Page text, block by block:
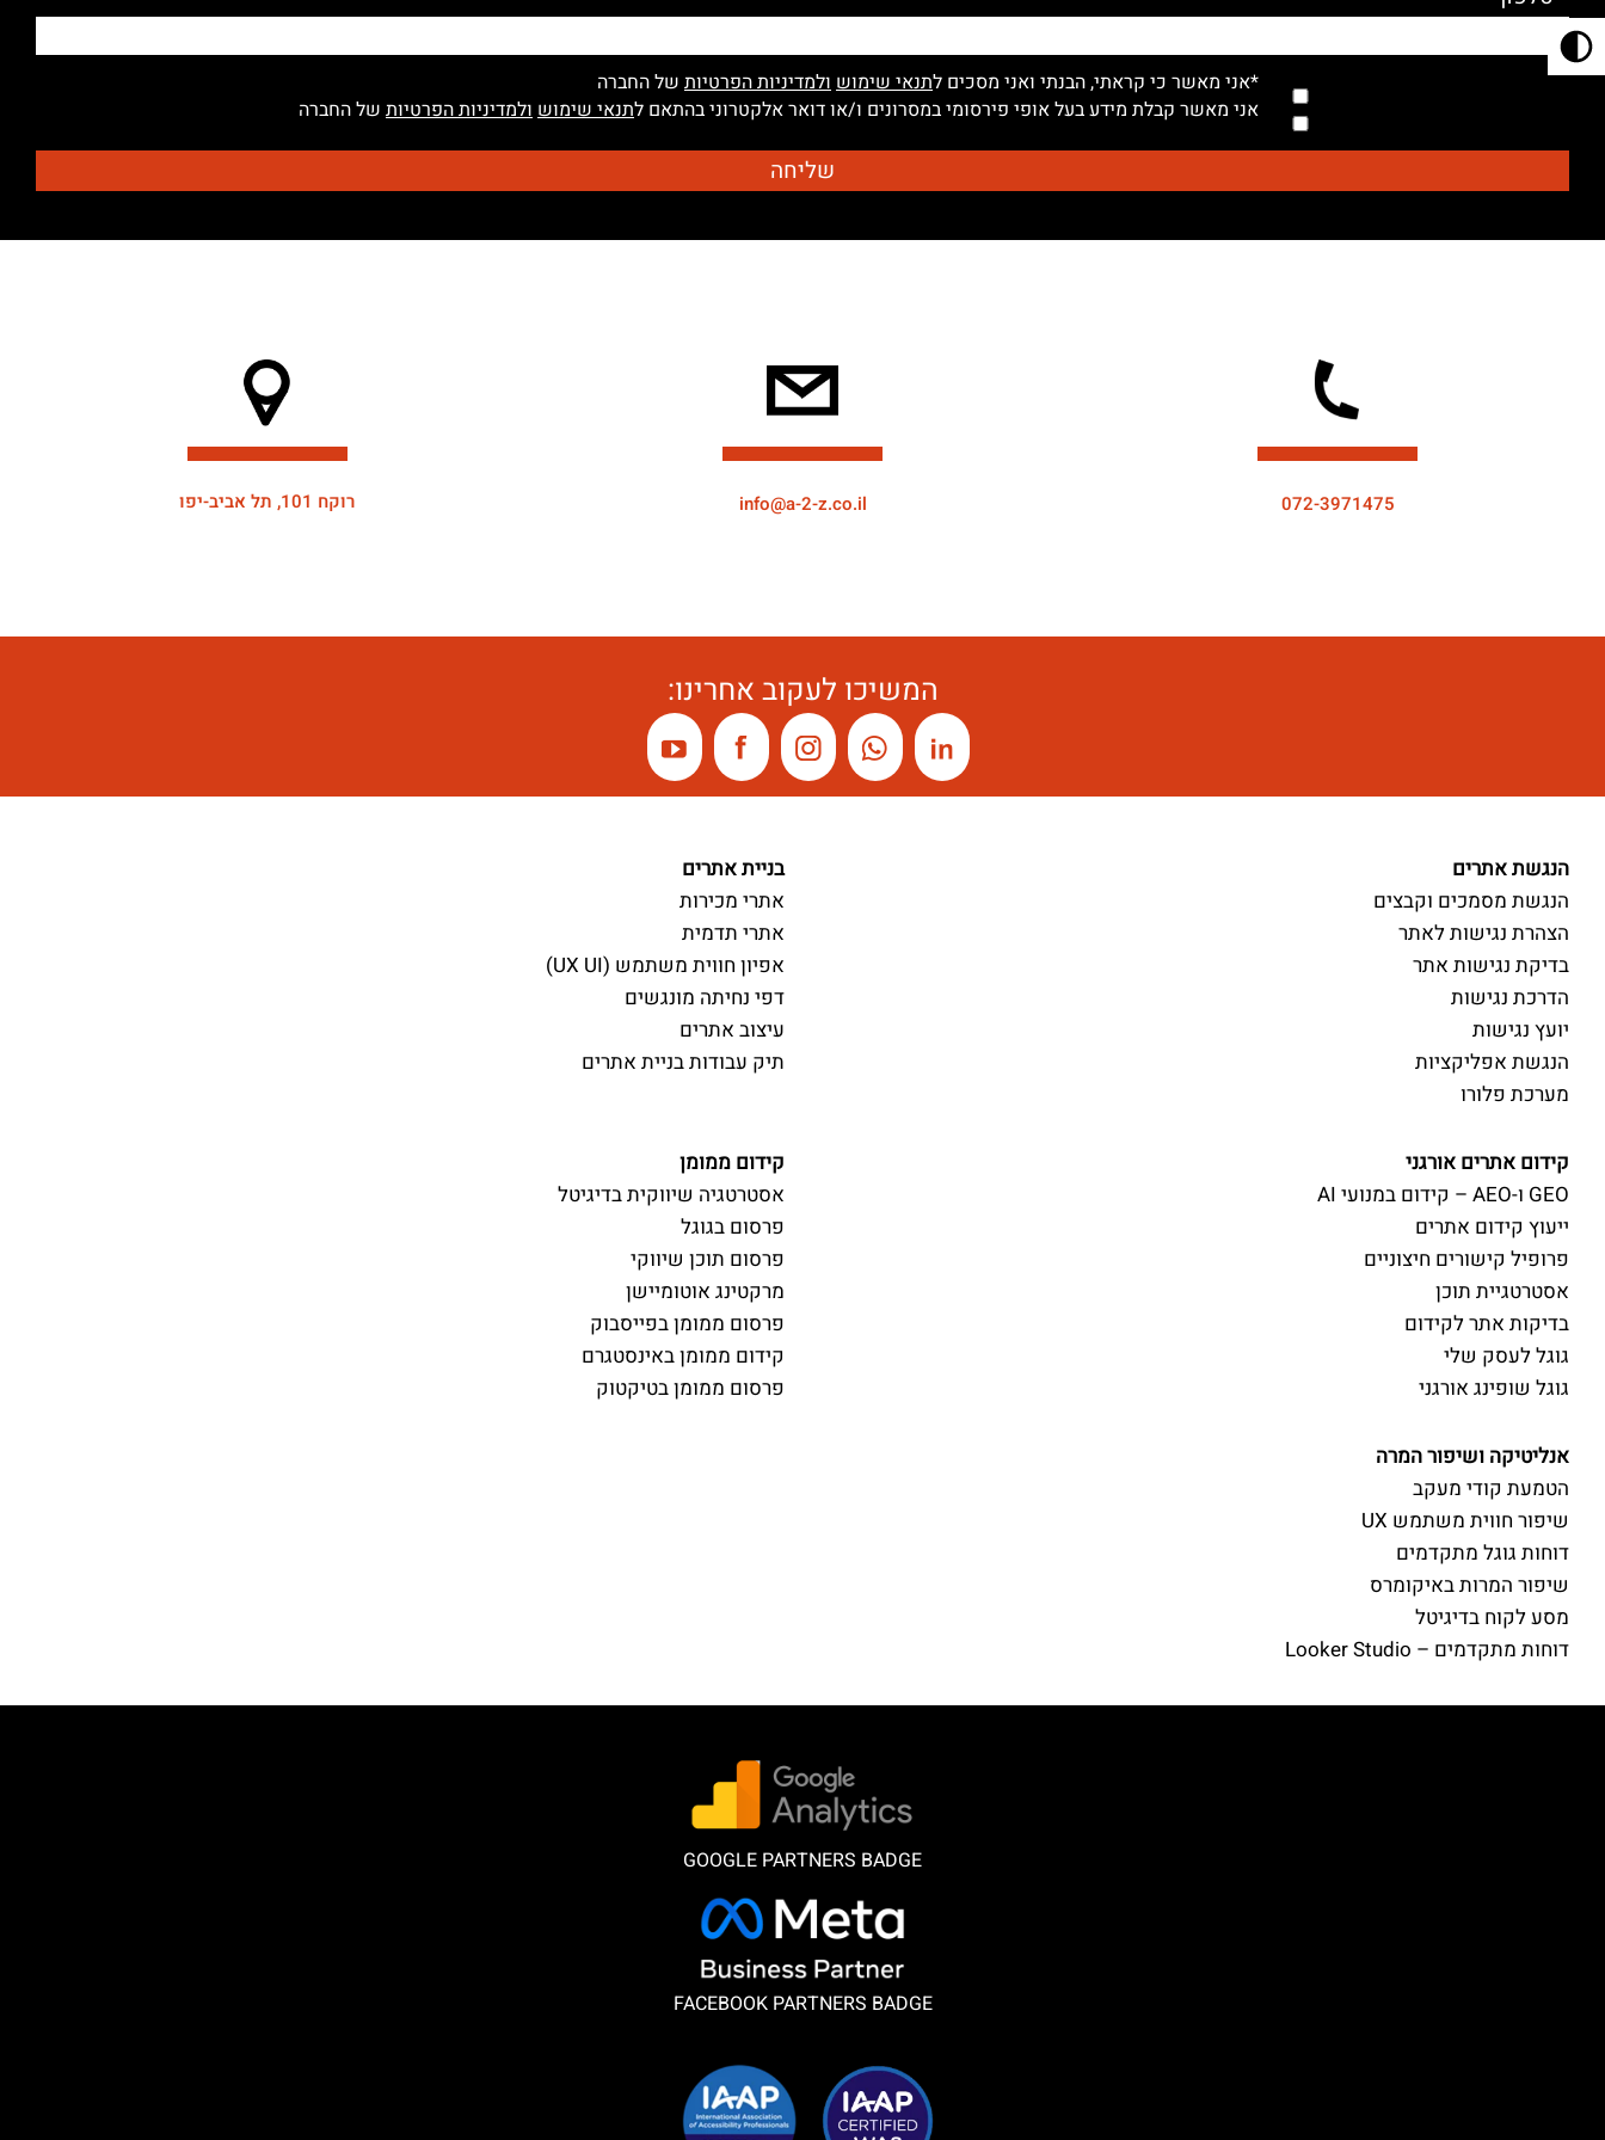
*אני מאשר כי קראתי, הבנתי ואני מסכים לתנאי שימושולמדיניות הפרטיות של החברה
אני מאשר קבלת מידע בעל אופי פירסומי במסרונים ו/או דואר אלקטרוני בהתאם לתנאי שימושולמדיניות הפרטיות של החברה
072-3971475
info@a-2-z.co.il רוקח 101, תל אביב-יפו
המשיכו לעקוב אחרינו:
הנגשת אתרים
הנגשת מסמכים וקבצים
הצהרת נגישות לאתר
בדיקת נגישות אתר
הדרכת נגישות
יועץ נגישות
הנגשת אפליקציות
מערכת פלורו
בניית אתרים
אתרי מכירות
אתרי תדמית
אפיון חווית משתמש (UX UI)
דפי נחיתה מונגשים
עיצוב אתרים
תיק עבודות בניית אתרים
קידום אתרים אורגני
GEO ו-AEO – קידום במנועי AI
ייעוץ קידום אתרים
פרופיל קישורים חיצוניים
אסטרטגיית תוכן
בדיקות אתר לקידום
גוגל לעסק שלי
גוגל שופינג אורגני
קידום ממומן
אסטרטגיה שיווקית בדיגיטל
פרסום בגוגל
פרסום תוכן שיווקי
מרקטינג אוטומיישן
פרסום ממומן בפייסבוק
קידום ממומן באינסטגרם
פרסום ממומן בטיקטוק
אנליטיקה ושיפור המרה
הטמעת קודי מעקב
שיפור חווית משתמש UX
דוחות גוגל מתקדמים
שיפור המרות באיקומרס
מסע לקוח בדיגיטל
דוחות מתקדמים – Looker Studio
GOOGLE PARTNERS BADGE
FACEBOOK PARTNERS BADGE